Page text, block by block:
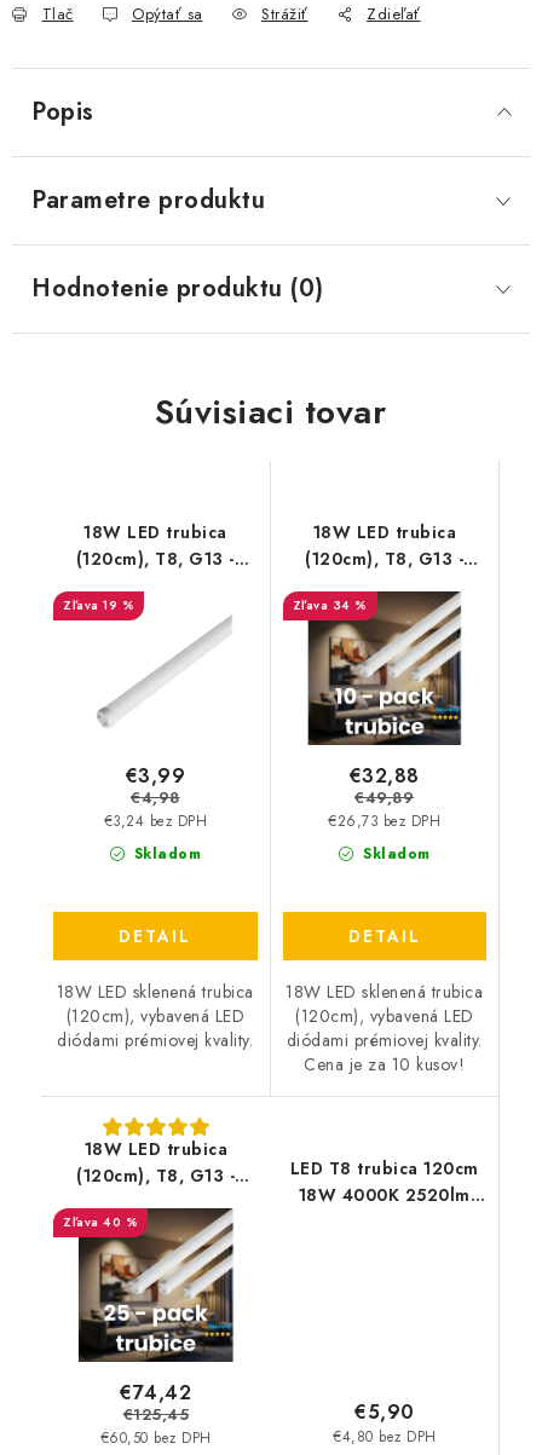
Tlač Opýtať sa Strážiť Zdieľať
Popis
Parametre produktu
Hodnotenie produktu (0)
Súvisiaci tovar
18W LED trubica
(120cm), T8, G13 -
1850lm - sklenená
19 %
Skladom
€3,24 bez DPH
€3,99
€4,98
DETAIL
18W LED sklenená trubica
(120cm), vybavená LED
diódami prémiovej kvality.
18W LED trubica
(120cm), T8, G13 -
1850lm - sklenená | 10 -
PACK
34 %
Skladom
€26,73 bez DPH
€32,88
€49,89
DETAIL
18W LED sklenená trubica
(120cm), vybavená LED
diódami prémiovej kvality.
Cena je za 10 kusov!
18W LED trubica
(120cm), T8, G13 -
- PACK
40 %
€60,50 bez DPH
€74,42
€125,45
LED T8 trubica 120cm
18W 4000K 2520lm
€4,80 bez DPH
€5,90